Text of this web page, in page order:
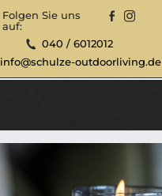
Folgen Sie uns
auf:
040 / 6012012
info@schulze-outdoorliving.de